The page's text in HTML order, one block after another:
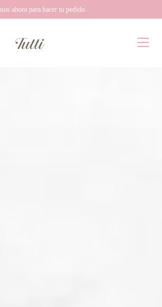
ahora para hacer tu pedido